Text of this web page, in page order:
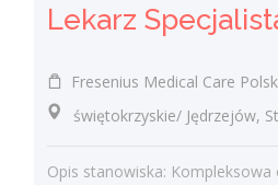
Fresenius Medical Care
świętokrzyskie/ Jędrzejów,
Opis stanowiska: